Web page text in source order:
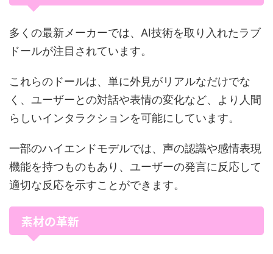
多くの最新メーカーでは、AI技術を取り入れたラブ
ドールが注目されています。
これらのドールは、単に外見がリアルなだけでな
く、ユーザーとの対話や表情の変化など、より人間
らしいインタラクションを可能にしています。
一部のハイエンドモデルでは、声の認識や感情表現
機能を持つものもあり、ユーザーの発言に反応して
適切な反応を示すことができます。
素材の革新